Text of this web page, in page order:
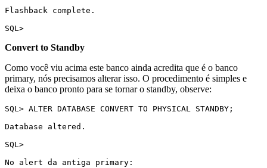
Flashback complete.
SQL>
Convert to Standby
Como você viu acima este banco ainda acredita que é o banco
primary, nós precisamos alterar isso. O procedimento é simples e
deixa o banco pronto para se tornar o standby, observe:
SQL> ALTER DATABASE CONVERT TO PHYSICAL STANDBY;
Database altered.
SQL>
No alert da antiga primary: